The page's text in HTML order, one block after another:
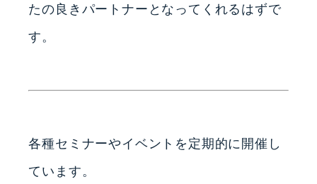
たの良きパートナーとなってくれるはずで
す。
各種セミナーやイベントを定期的に開催し
ています。